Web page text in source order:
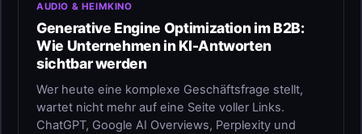
AUDIO & HEIMKINO
Generative Engine Optimization im B2B:
Wie Unternehmen in KI-Antworten
sichtbar werden
Wer heute eine komplexe Geschäftsfrage stellt,
wartet nicht mehr auf eine Seite voller Links.
ChatGPT, Google AI Overviews, Perplexity und